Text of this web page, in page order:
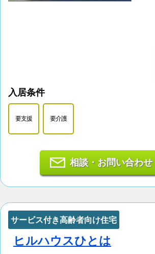
入居条件
要支援 要介護
相談・お問い合わせ
サービス付き高齢者向け住宅
ヒルハウスひとは